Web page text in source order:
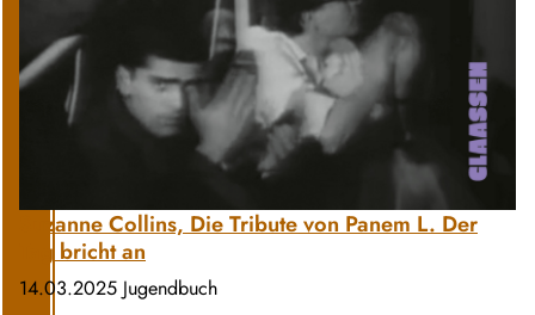
Suzanne Collins, Die Tribute von Panem L. Der
Tag bricht an
14.03.2025 Jugendbuch